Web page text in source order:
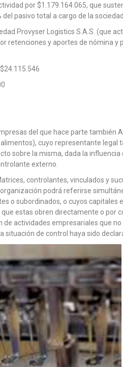
por $1.179.164.065, que
pasivo total a cargo de la
Provyser Logistics S.A.S. (que
retenciones y aportes de nómina
del que hace parte también
cuyo representante legal
sobre la misma, dada la
externo.
controlantes, vinculados y
podrá referirse
o subordinados, o cuyos
estas obren directamente o por
actividades empresariales que
situación de control haya sido